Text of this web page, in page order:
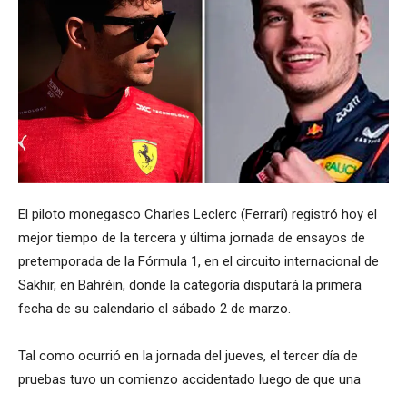
El piloto monegasco Charles Leclerc (Ferrari) registró hoy el
mejor tiempo de la tercera y última jornada de ensayos de
pretemporada de la Fórmula 1, en el circuito internacional de
Sakhir, en Bahréin, donde la categoría disputará la primera
fecha de su calendario el sábado 2 de marzo.
Tal como ocurrió en la jornada del jueves, el tercer día de
pruebas tuvo un comienzo accidentado luego de que una